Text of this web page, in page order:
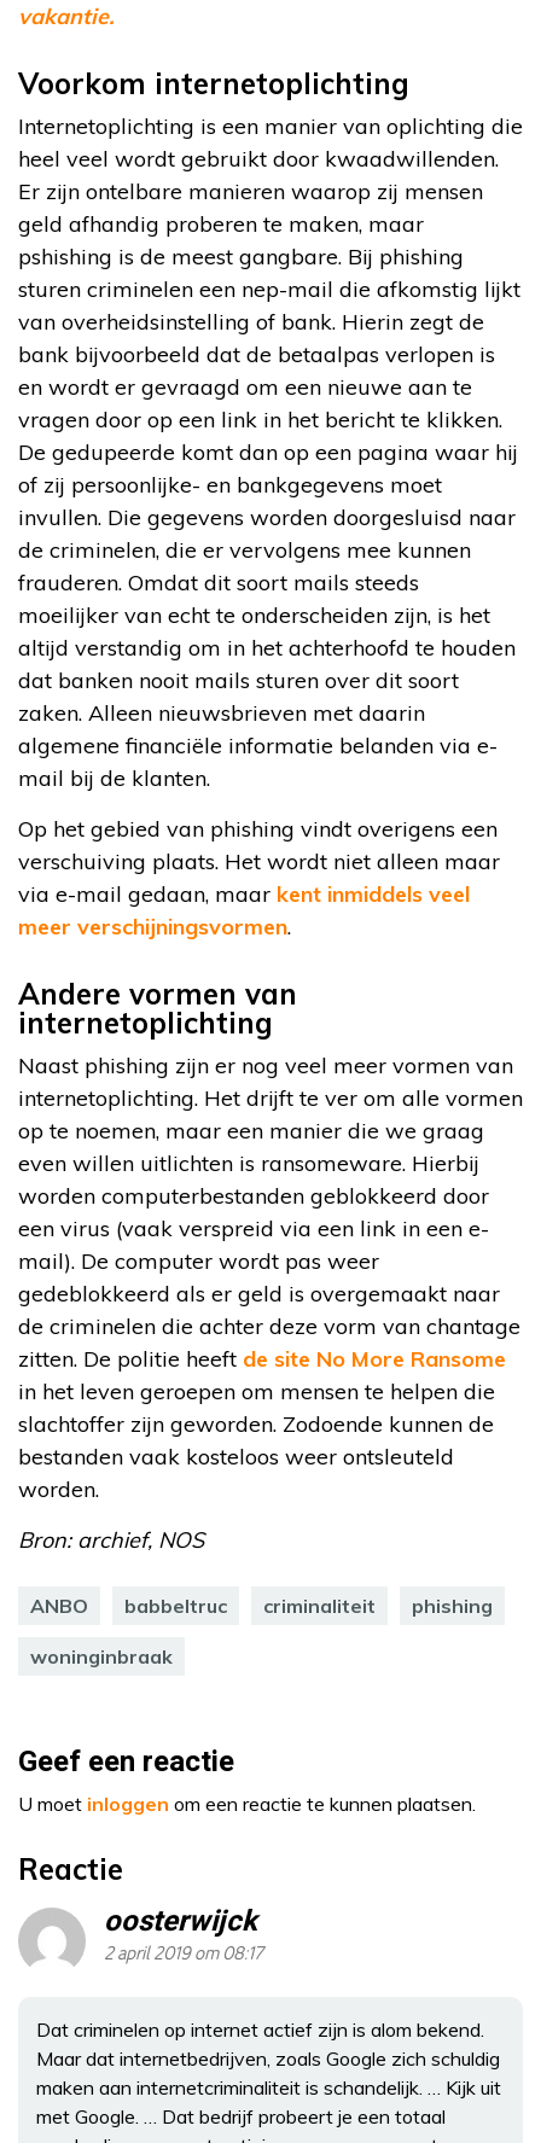
vakantie.
Voorkom internetoplichting
Internetoplichting is een manier van oplichting die
heel veel wordt gebruikt door kwaadwillenden.
Er zijn ontelbare manieren waarop zij mensen
geld afhandig proberen te maken, maar
pshishing is de meest gangbare. Bij phishing
sturen criminelen een nep-mail die afkomstig lijkt
van overheidsinstelling of bank. Hierin zegt de
bank bijvoorbeeld dat de betaalpas verlopen is
en wordt er gevraagd om een nieuwe aan te
vragen door op een link in het bericht te klikken.
De gedupeerde komt dan op een pagina waar hij
of zij persoonlijke- en bankgegevens moet
invullen. Die gegevens worden doorgesluisd naar
de criminelen, die er vervolgens mee kunnen
frauderen. Omdat dit soort mails steeds
moeilijker van echt te onderscheiden zijn, is het
altijd verstandig om in het achterhoofd te houden
dat banken nooit mails sturen over dit soort
zaken. Alleen nieuwsbrieven met daarin
algemene financiële informatie belanden via e-
mail bij de klanten.
Op het gebied van phishing vindt overigens een
verschuiving plaats. Het wordt niet alleen maar
via e-mail gedaan, maar kent inmiddels veel
meer verschijningsvormen.
Andere vormen van
internetoplichting
Naast phishing zijn er nog veel meer vormen van
internetoplichting. Het drijft te ver om alle vormen
op te noemen, maar een manier die we graag
even willen uitlichten is ransomeware. Hierbij
worden computerbestanden geblokkeerd door
een virus (vaak verspreid via een link in een e-
mail). De computer wordt pas weer
gedeblokkeerd als er geld is overgemaakt naar
de criminelen die achter deze vorm van chantage
zitten. De politie heeft de site No More Ransome
in het leven geroepen om mensen te helpen die
slachtoffer zijn geworden. Zodoende kunnen de
bestanden vaak kosteloos weer ontsleuteld
worden.
Bron: archief, NOS
ANBO babbeltruc criminaliteit phishing
woninginbraak
Geef een reactie
U moet inloggen om een reactie te kunnen plaatsen.
Reactie
oosterwijck
2 april 2019 om 08:17
Dat criminelen op internet actief zijn is alom bekend.
Maar dat internetbedrijven, zoals Google zich schuldig
maken aan internetcriminaliteit is schandelijk. … Kijk uit
met Google. … Dat bedrijf probeert je een totaal